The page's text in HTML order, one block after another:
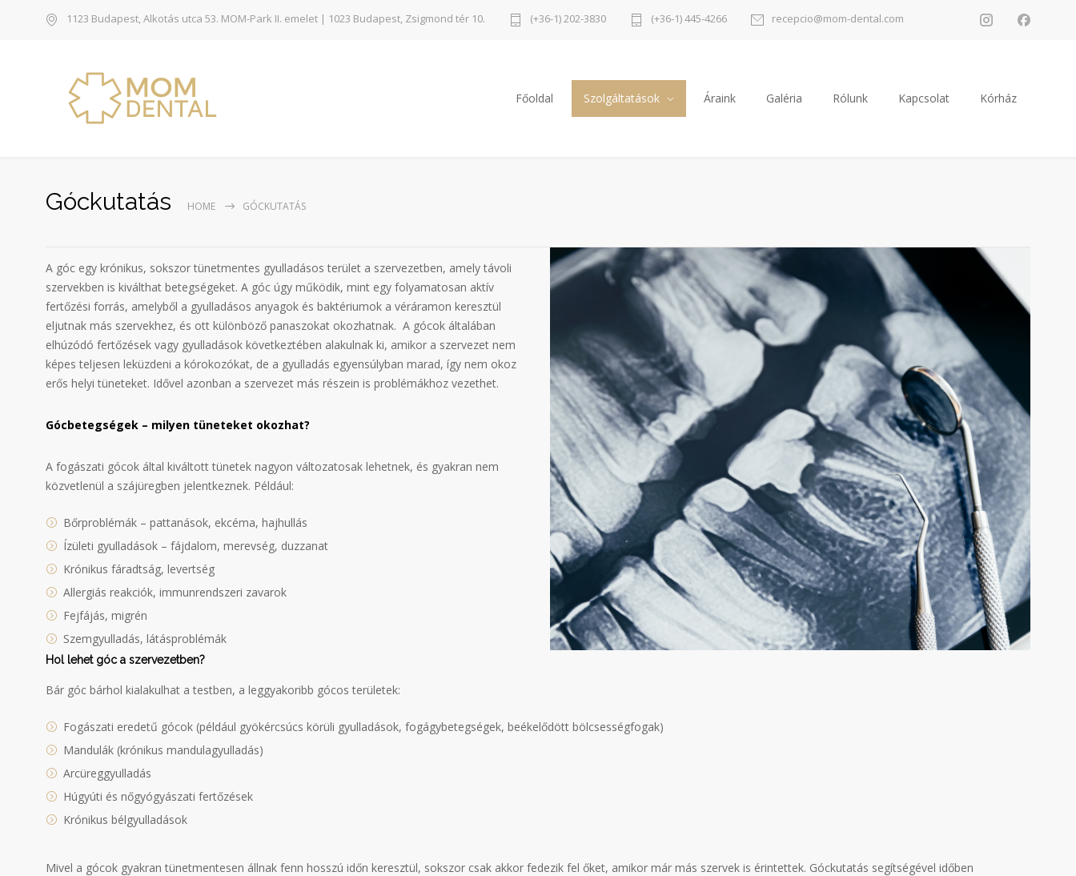
1123 Budapest, Alkotás utca 53. MOM-Park II. emelet | 1023 Budapest, Zsigmond tér 10. (+36-1) 202-3830 (+36-1) 445-4266 recepcio@mom-dental.com
Főoldal Szolgáltatások Áraink Galéria Rólunk Kapcsolat Kórház
Góckutatás HOME GÓCKUTATÁS
A góc egy krónikus, sokszor tünetmentes gyulladásos terület a szervezetben, amely távoli
szervekben is kiválthat betegségeket. A góc úgy működik, mint egy folyamatosan aktív
fertőzési forrás, amelyből a gyulladásos anyagok és baktériumok a véráramon keresztül
eljutnak más szervekhez, és ott különböző panaszokat okozhatnak. A gócok általában
elhúzódó fertőzések vagy gyulladások következtében alakulnak ki, amikor a szervezet nem
képes teljesen leküzdeni a kórokozókat, de a gyulladás egyensúlyban marad, így nem okoz
erős helyi tüneteket. Idővel azonban a szervezet más részein is problémákhoz vezethet.
Gócbetegségek – milyen tüneteket okozhat?
A fogászati gócok által kiváltott tünetek nagyon változatosak lehetnek, és gyakran nem
közvetlenül a szájüregben jelentkeznek. Például:
Bőrproblémák – pattanások, ekcéma, hajhullás
Ízületi gyulladások – fájdalom, merevség, duzzanat
Krónikus fáradtság, levertség
Allergiás reakciók, immunrendszeri zavarok
Fejfájás, migrén
Szemgyulladás, látásproblémák
Hol lehet góc a szervezetben?
Bár góc bárhol kialakulhat a testben, a leggyakoribb gócos területek:
Fogászati eredetű gócok (például gyökércsúcs körüli gyulladások, fogágybetegségek, beékelődött bölcsességfogak)
Mandulák (krónikus mandulagyulladás)
Arcüreggyulladás
Húgyúti és nőgyógyászati fertőzések
Krónikus bélgyulladások
Mivel a gócok gyakran tünetmentesen állnak fenn hosszú időn keresztül, sokszor csak akkor fedezik fel őket, amikor már más szervek is érintettek. Góckutatás segítségével időben